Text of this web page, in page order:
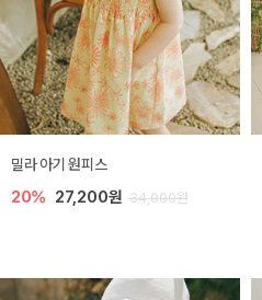
밀라 아기 원피스
20% 27,200원 34,000원